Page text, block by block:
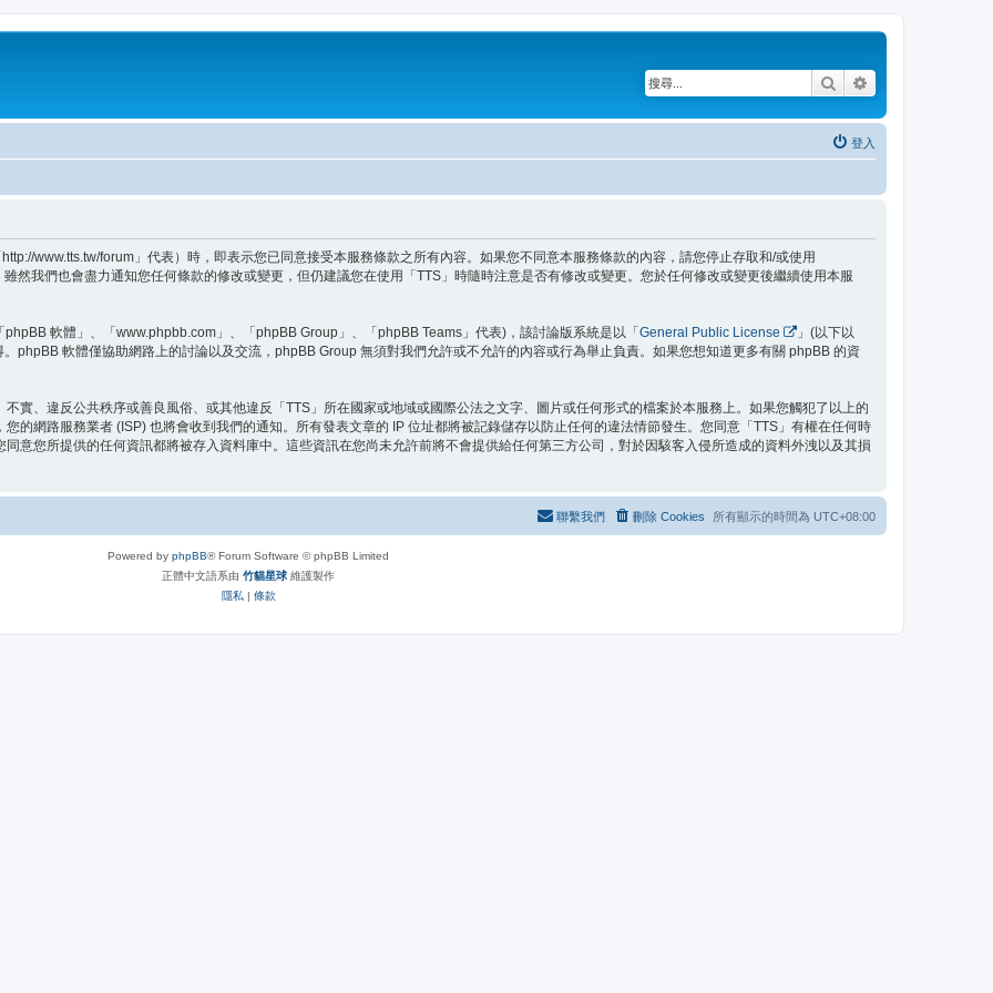
搜尋
登入
www.tts.tw/forum」代表）時，即表示您已同意接受本服務條款之所有內容。如果您不同意本服務條款的內容，請您停止存取和/或使用
然我們也會盡力通知您任何條款的修改或變更，但仍建議您在使用「TTS」時隨時注意是否有修改或變更。您於任何修改或變更後繼續使用本服
軟體」、「www.phpbb.com」、「phpBB Group」、「phpBB Teams」代表)，該討論版系統是以「General Public License
」(以下以
。phpBB 軟體僅協助網路上的討論以及交流，phpBB Group 無須對我們允許或不允許的內容或行為舉止負責。如果您想知道更多有關 phpBB 的資
實、違反公共秩序或善良風俗、或其他違反「TTS」所在國家或地域或國際公法之文字、圖片或任何形式的檔案於本服務上。如果您觸犯了以上的
的網路服務業者 (ISP) 也將會收到我們的通知。所有發表文章的 IP 位址都將被記錄儲存以防止任何的違法情節發生。您同意「TTS」有權在任何時
意您所提供的任何資訊都將被存入資料庫中。這些資訊在您尚未允許前將不會提供給任何第三方公司，對於因駭客入侵所造成的資料外洩以及其損
所有顯示的時間為 UTC+08:00
刪除 Cookies
聯繫我們
Powered by phpBB® Forum Software © phpBB Limited
正體中文語系由 竹貓星球 維護製作
隱私| 條款